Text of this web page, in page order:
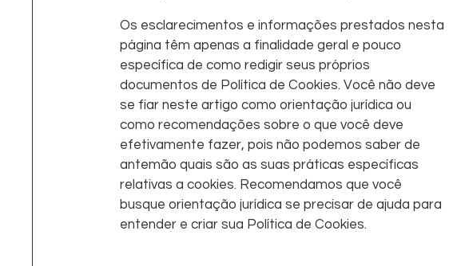
Os esclarecimentos e informações prestados nesta
página têm apenas a finalidade geral e pouco
específica de como redigir seus próprios
documentos de Política de Cookies. Você não deve
se fiar neste artigo como orientação jurídica ou
como recomendações sobre o que você deve
efetivamente fazer, pois não podemos saber de
antemão quais são as suas práticas específicas
relativas a cookies. Recomendamos que você
busque orientação jurídica se precisar de ajuda para
entender e criar sua Política de Cookies.